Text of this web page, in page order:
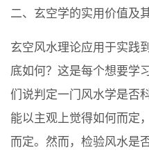
二、玄空学的实用价值及
玄空风水理论应用于实践
底如何？这是每个想要学
们说判定一门风水学是否
能以主观上觉得如何而定
而定。然而，检验风水是